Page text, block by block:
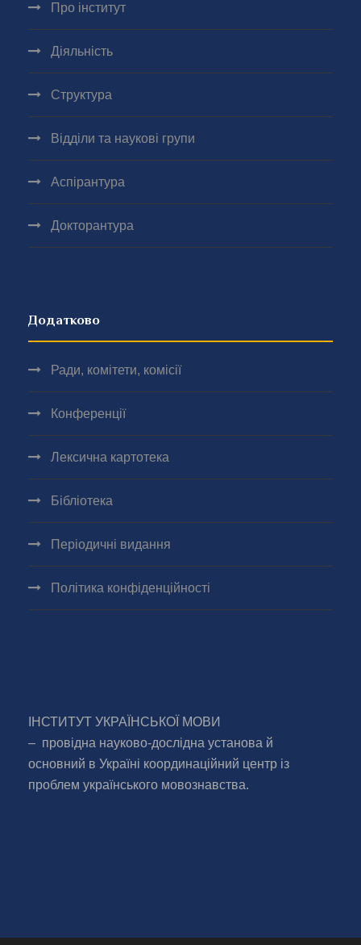
Про інститут
Діяльність
Структура
Відділи та наукові групи
Аспірантура
Докторантура
Додатково
Ради, комітети, комісії
Конференції
Лексична картотека
Бібліотека
Періодичні видання
Політика конфіденційності
ІНСТИТУТ УКРАЇНСЬКОЇ МОВИ
– провідна науково-дослідна установа й
основний в Україні координаційний центр із
проблем українського мовознавства.